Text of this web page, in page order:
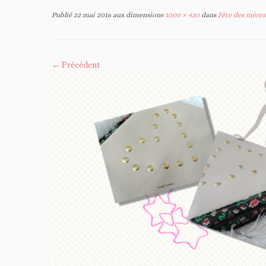
Publié 22 mai 2016 aux dimensions1000 × 430dansFête des mères
← Précédent